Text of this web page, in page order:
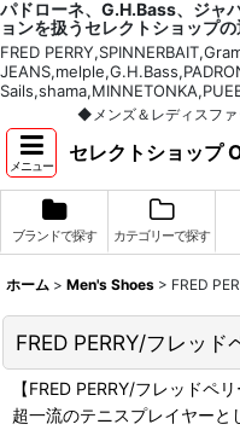
パドローネ、G.H.Bass、ジャ
ョンを扱うセレクトショップの
FRED
◆メンズ＆レディスフ
メニュー
セレクトショップ
ブランドで探す カテゴリーで探す
ホーム > Men's Shoes > FRED
FRED PERRY/フレッド
【FRED PERRY/フレッドペリ
超一流のテニスプレイヤーと